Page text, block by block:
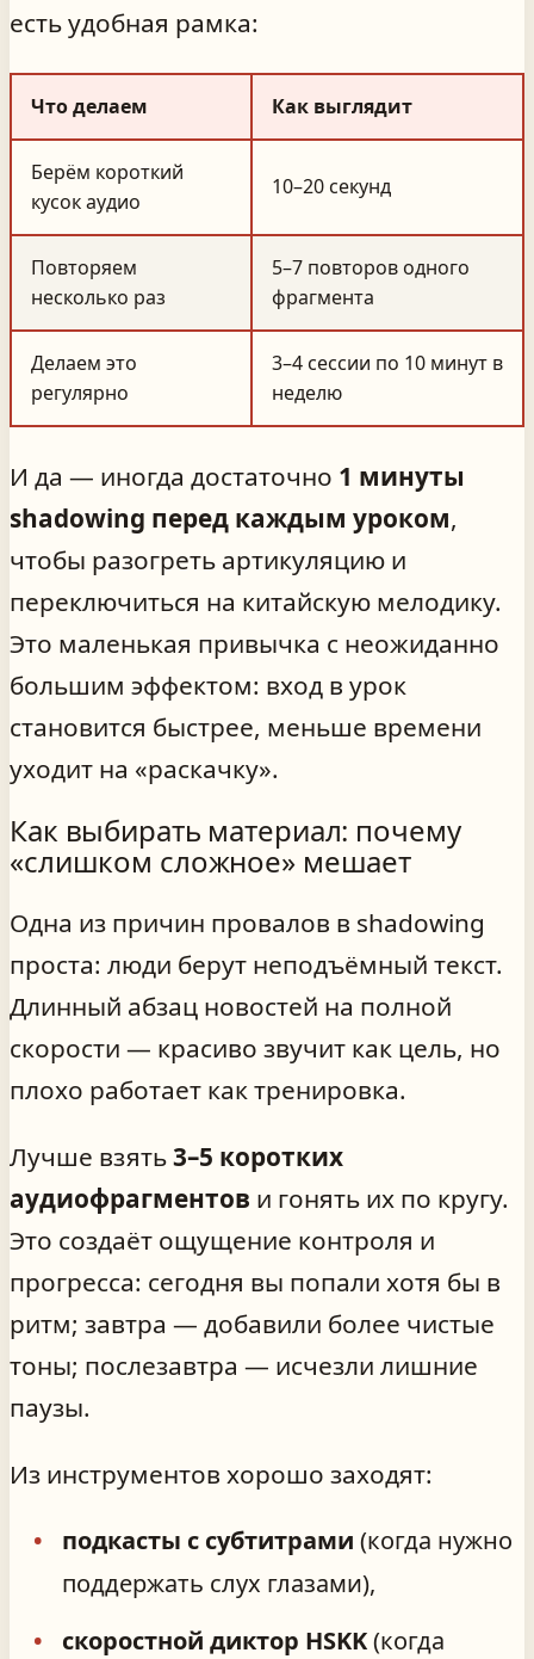
есть удобная рамка:
Что делаем Как выглядит
Берём короткий
кусок аудио
10–20 секунд
Повторяем
несколько раз
5–7 повторов одного
фрагмента
Делаем это
регулярно
3–4 сессии по 10 минут в
неделю
И да — иногда достаточно 1 минуты
shadowing перед каждым уроком,
чтобы разогреть артикуляцию и
переключиться на китайскую мелодику.
Это маленькая привычка с неожиданно
большим эффектом: вход в урок
становится быстрее, меньше времени
уходит на «раскачку».
Как выбирать материал: почему
«слишком сложное» мешает
Одна из причин провалов в shadowing
проста: люди берут неподъёмный текст.
Длинный абзац новостей на полной
скорости — красиво звучит как цель, но
плохо работает как тренировка.
Лучше взять3–5 коротких
аудиофрагментов и гонять их по кругу.
Это создаёт ощущение контроля и
прогресса: сегодня вы попали хотя бы в
ритм; завтра — добавили более чистые
тоны; послезавтра — исчезли лишние
паузы.
Из инструментов хорошо заходят:
подкасты с субтитрами (когда нужно
поддержать слух глазами),
скоростной диктор HSKK(когда